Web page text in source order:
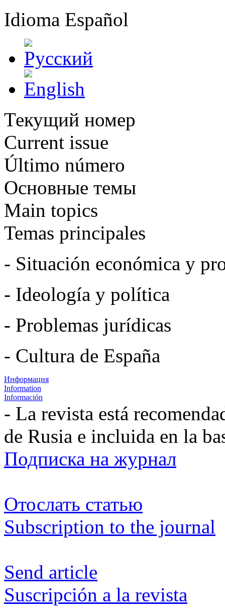
Idioma Español
Текущий номер
Current issue
Último número
Основные темы
Main topics
Temas principales
- Situación económica y
- Ideología y política
- Problemas jurídicas
- Cultura de España
Информация
Information
Información
- La revista está
de Rusia e incluida en la
Подписка на журнал
Отослать статью
Subscription to the journal
Send article
Suscripción a la revista